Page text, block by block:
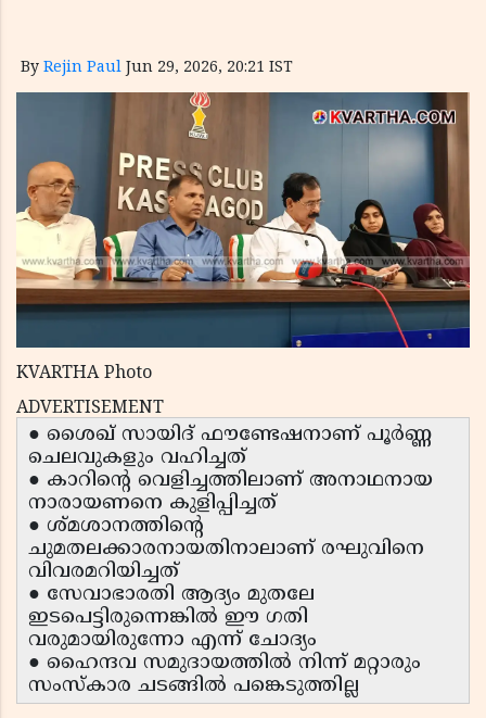
By Rejin Paul Jun 29, 2026, 20:21 IST
KVARTHA Photo
ADVERTISEMENT
● ശൈഖ് സായിദ് ഫൗണ്ടേഷനാണ് പൂർണ്ണ
ചെലവുകളും വഹിച്ചത്
● കാറിൻ്റെ വെളിച്ചത്തിലാണ് അനാഥനായ
നാരായണനെ കുളിപ്പിച്ചത്
● ശ്മശാനത്തിൻ്റെ
ചുമതലക്കാരനായതിനാലാണ് രഘുവിനെ
വിവരമറിയിച്ചത്
● സേവാഭാരതി ആദ്യം മുതലേ
ഇടപെട്ടിരുന്നെങ്കിൽ ഈ ഗതി
വരുമായിരുന്നോ എന്ന് ചോദ്യം
● ഹൈന്ദവ സമുദായത്തിൽ നിന്ന് മറ്റാരും
സംസ്കാര ചടങ്ങിൽ പങ്കെടുത്തില്ല